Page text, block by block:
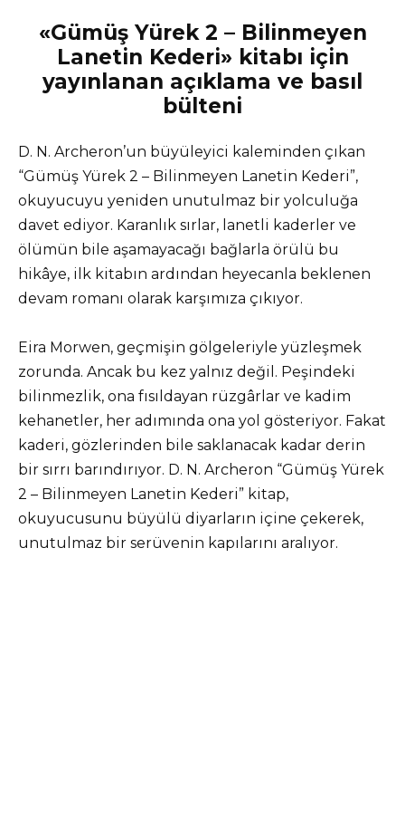
«Gümüş Yürek 2 – Bilinmeyen
Lanetin Kederi» kitabı için
yayınlanan açıklama ve basıl
bülteni
D. N. Archeron’un büyüleyici kaleminden çıkan
“Gümüş Yürek 2 – Bilinmeyen Lanetin Kederi”,
okuyucuyu yeniden unutulmaz bir yolculuğa
davet ediyor. Karanlık sırlar, lanetli kaderler ve
ölümün bile aşamayacağı bağlarla örülü bu
hikâye, ilk kitabın ardından heyecanla beklenen
devam romanı olarak karşımıza çıkıyor.
Eira Morwen, geçmişin gölgeleriyle yüzleşmek
zorunda. Ancak bu kez yalnız değil. Peşindeki
bilinmezlik, ona fısıldayan rüzgârlar ve kadim
kehanetler, her adımında ona yol gösteriyor. Fakat
kaderi, gözlerinden bile saklanacak kadar derin
bir sırrı barındırıyor. D. N. Archeron “Gümüş Yürek
2 – Bilinmeyen Lanetin Kederi” kitap,
okuyucusunu büyülü diyarların içine çekerek,
unutulmaz bir serüvenin kapılarını aralıyor.